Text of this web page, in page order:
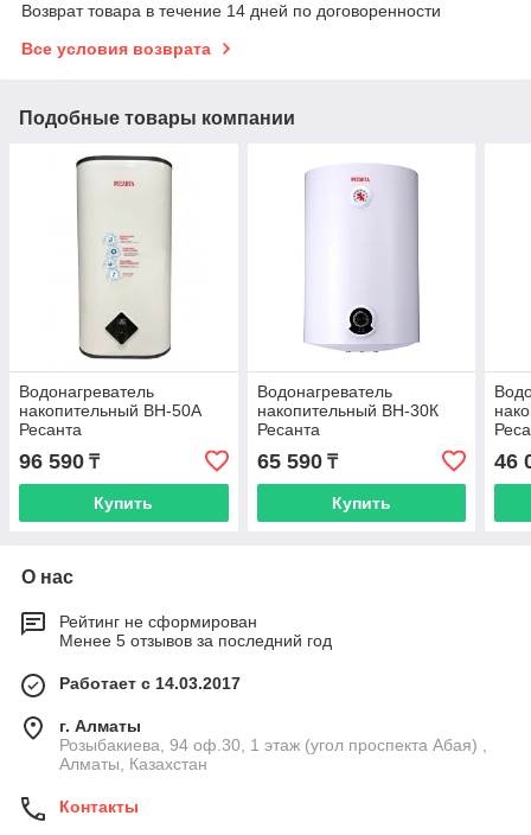
Возврат товара в течение 14 дней по договоренности
Все условия возврата
Подобные товары компании
Водонагреватель
накопительный ВН-50А
Ресанта
96 590 ₸
Купить
Водонагреватель
накопительный ВН-30К
Ресанта
65 590₸
Купить
46
О нас
Рейтинг не сформирован
Менее 5 отзывов за последний год
Работает с 14.03.2017
г. Алматы
Розыбакиева, 94 оф.30, 1 этаж (угол проспекта Абая) ,
Алматы, Казахстан
Контакты